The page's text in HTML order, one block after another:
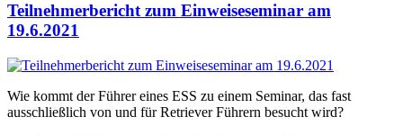
Teilnehmerbericht zum Einweiseseminar am
19.6.2021
Wie kommt der Führer eines ESS zu einem Seminar, das fast
ausschließlich von und für Retriever Führern besucht wird?